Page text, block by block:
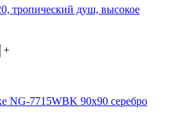
тропический душ, высокое
+
NG-7715WBK 90x90 серебро